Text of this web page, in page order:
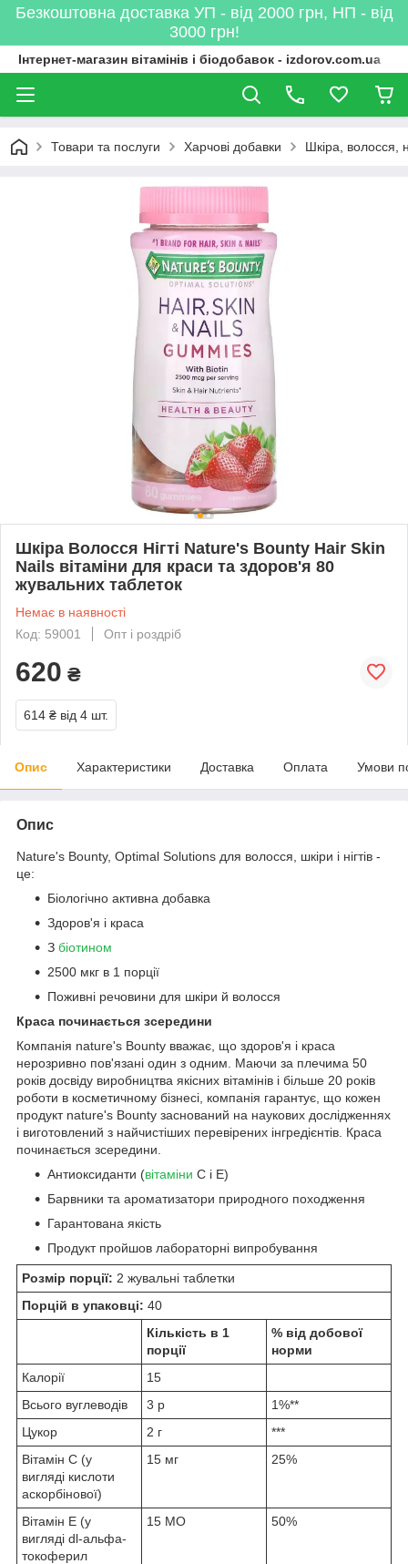
Безкоштовна доставка УП - від 2000 грн, НП - від
3000 грн!
Інтернет-магазин вітамінів і біодобавок - izdorov.com.ua
Товари та послуги Харчові добавки Шкіра, волосся,
Шкіра Волосся Нігті Nature's Bounty Hair Skin
Nails вітаміни для краси та здоров'я 80
жувальних таблеток
Немає в наявності
Код: 59001
Опт і роздріб
620 ₴
614 ₴ від 4 шт.
Опис Характеристики Доставка Оплата Умови
Опис
Nature's Bounty, Optimal Solutions для волосся, шкіри і нігтів -
це:
Біологічно активна добавка
Здоров'я і краса
З біотином
2500 мкг в 1 порції
Поживні речовини для шкіри й волосся
Краса починається зсередини
Компанія nature's Bounty вважає, що здоров'я і краса
нерозривно пов'язані один з одним. Маючи за плечима 50
років досвіду виробництва якісних вітамінів і більше 20 років
роботи в косметичному бізнесі, компанія гарантує, що кожен
продукт nature's Bounty заснований на наукових дослідженнях
і виготовлений з найчистіших перевірених інгредієнтів. Краса
починається зсередини.
Антиоксиданти (вітаміни C і Е)
Барвники та ароматизатори природного походження
Гарантована якість
Продукт пройшов лабораторні випробування
Розмір порції: 2 жувальні таблетки
Порцій в упаковці: 40
Кількість в 1
порції
% від добової
норми
Калорії
15
Всього вуглеводів
3 р
1%**
Цукор
2 г
***
Вітамін С (у
вигляді кислоти
аскорбінової)
15 мг 25%
Вітамін E (у
вигляді dl-альфа-
токоферил
15 МО 50%